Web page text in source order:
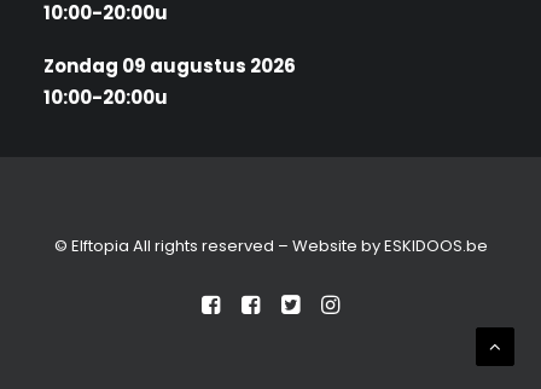
10:00-20:00u
Zondag 09 augustus 2026
10:00-20:00u
© Elftopia All rights reserved – Website byESKIDOOS.be